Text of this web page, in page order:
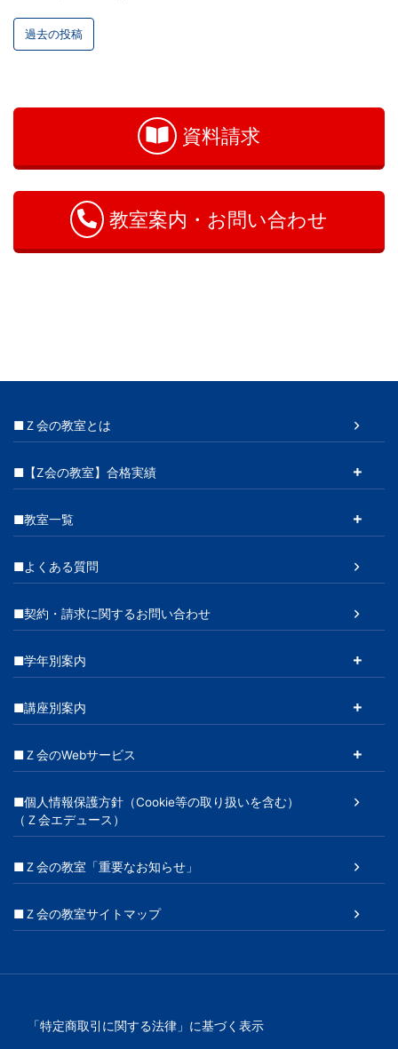
投
稿
ビ
ー
過去の投稿
資料請求
教室案内・お問い合わせ
■Ｚ会の教室とは
■【Z会の教室】合格実績
■教室一覧
■よくある質問
■契約・請求に関するお問い合わせ
■学年別案内
■講座別案内
■Ｚ会のWebサービス
■個人情報保護方針（Cookie等の取り扱いを含む）
（Ｚ会エデュース）
■Ｚ会の教室「重要なお知らせ」
■Ｚ会の教室サイトマップ
「特定商取引に関する法律」に基づく表示